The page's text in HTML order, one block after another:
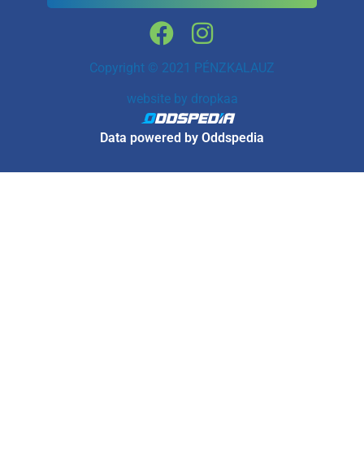
Copyright © 2021 PÉNZKALAUZ
website by dropkaa
Data powered by Oddspedia